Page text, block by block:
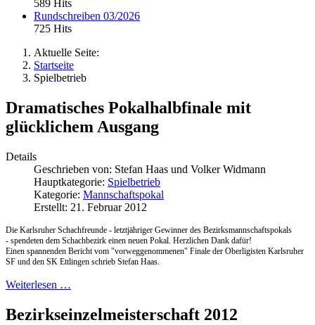
589 Hits
Rundschreiben 03/2026
725 Hits
Aktuelle Seite:
Startseite
Spielbetrieb
Dramatisches Pokalhalbfinale mit
glücklichem Ausgang
Details
Geschrieben von: Stefan Haas und Volker Widmann
Hauptkategorie: Spielbetrieb
Kategorie: Mannschaftspokal
Erstellt: 21. Februar 2012
Die Karlsruher Schachfreunde - letztjähriger Gewinner des Bezirksmannschaftspokals
- spendeten dem Schachbezirk einen neuen Pokal. Herzlichen Dank dafür!
Einen spannenden Bericht vom "vorweggenommenen" Finale der Oberligisten Karlsruher
SF und den SK Ettlingen schrieb Stefan Haas.
Weiterlesen …
Bezirkseinzelmeisterschaft 2012